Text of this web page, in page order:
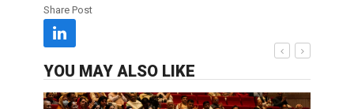
Share Post
YOU MAY ALSO LIKE